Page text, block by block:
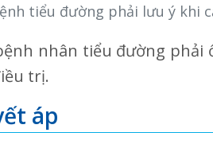
tiểu đường phải lưu ý khi
nhân tiểu đường
trị.
áp